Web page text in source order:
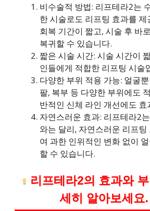
비수술적 방법: 리프테라2는
한 시술로도 리프팅 효과를 제
회복 기간이 짧고, 시술 후 바
복귀할 수 있습니다.
짧은 시술 시간: 시술 시간이
인들에게 적합한 리프팅 시술
다양한 부위 적용 가능: 얼굴
팔, 복부 등 다양한 부위에도
반적인 신체 라인 개선에도 효
자연스러운 효과: 리프테라2
와는 달리, 자연스러운 리프
여 과한 인위적인 변화 없이
할 수 있습니다.
리프테라2의 효과와
세히 알아보세요.